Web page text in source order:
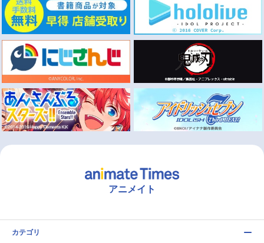
アニメイト
カテゴリ